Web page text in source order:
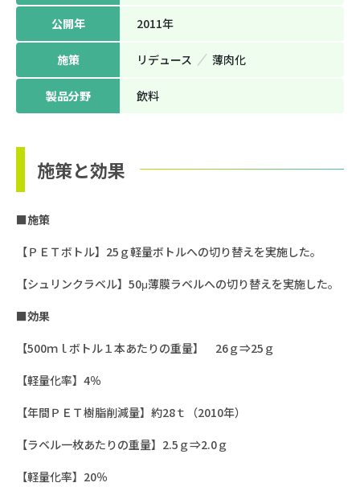
公開年 2011年
施策 リデュース 薄⾁化
製品分野 飲料
施策と効果
■施策
【ＰＥＴボトル】25ｇ軽量ボトルへの切り替えを実施した。
【シュリンクラベル】50μ薄膜ラベルへの切り替えを実施した。
■効果
【500ｍｌボトル１本あたりの重量】 26ｇ⇒25ｇ
【軽量化率】4％
【年間ＰＥＴ樹脂削減量】約28ｔ（2010年）
【ラベル一枚あたりの重量】2.5ｇ⇒2.0ｇ
【軽量化率】20％